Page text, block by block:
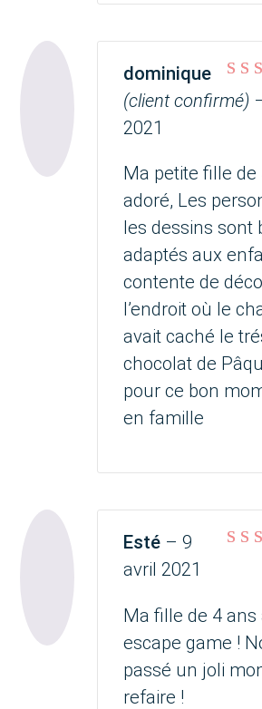
Note
dominique
(client confirmé)
2021
Ma petite fille de
adoré, Les
les dessins sont
adaptés aux
contente de
l’endroit où le
avait caché le
chocolat de
pour ce bon
en famille
Esté – 9
avril 2021
Ma fille de 4 ans
escape game !
passé un joli
refaire !